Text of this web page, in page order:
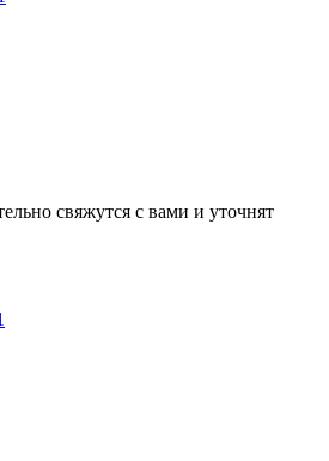
свяжутся с вами и уточнят